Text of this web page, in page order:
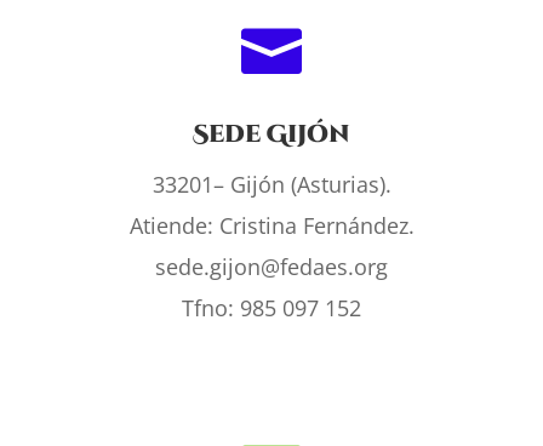

Sede Gijón
33201– Gijón (Asturias).
Atiende: Cristina Fernández.
sede.gijon@fedaes.org
Tfno: 985 097 152